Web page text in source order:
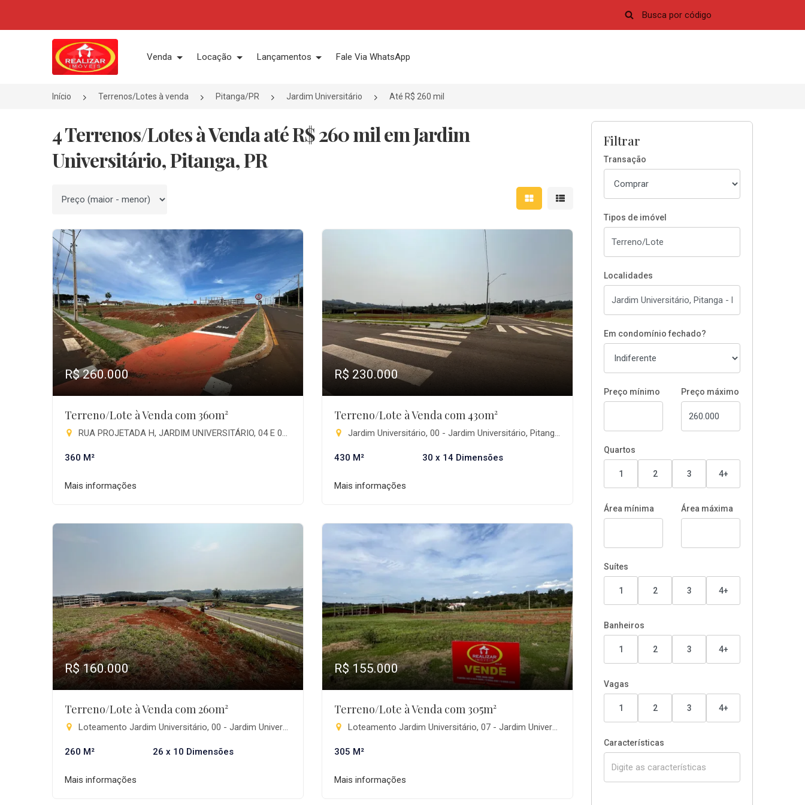
Página inicial
Venda Locação Lançamentos Fale Via WhatsApp
Início Terrenos/Lotes à venda Pitanga/PR Jardim Universitário Até R$ 260 mil
4 Terrenos/Lotes à Venda até R$ 260 mil em Jardim
Universitário, Pitanga, PR
Ordenar por Mostrar resultados em grade
Mostrar resultados em lista
R$ 260.000
Terreno/Lote à Venda com 360m²
RUA PROJETADA H, JARDIM UNIVERSITÁRIO, 04 E 03 - Jardim Universitário, Pitanga-PR
360 M²
Mais informações
R$ 230.000
Terreno/Lote à Venda com 430m²
Jardim Universitário, 00 - Jardim Universitário, Pitanga-PR
430 M² 30 x 14 Dimensões
Mais informações
R$ 160.000
Terreno/Lote à Venda com 260m²
Loteamento Jardim Universitário, 00 - Jardim Universitário, Pitanga-PR
260 M² 26 x 10 Dimensões
Mais informações
R$ 155.000
Terreno/Lote à Venda com 305m²
Loteamento Jardim Universitário, 07 - Jardim Universitário, Pitanga-PR
305 M²
Mais informações
Filtrar
Transação
Tipos de imóvel
Localidades
Em condomínio fechado?
Preço mínimo Preço máximo
Quartos
1 2 3 4+
Área mínima Área máxima
Suítes
1 2 3 4+
Banheiros
1 2 3 4+
Vagas
1 2 3 4+
Características